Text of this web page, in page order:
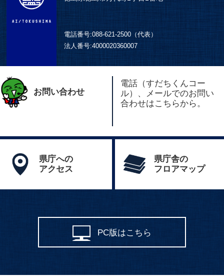
電話番号:088-621-2500（代表）
法人番号:4000020360007
お問い合わせ
電話（すだちくんコー
ル）、メールでのお問い
合わせはこちらから。
県庁への
アクセス
県庁舎の
フロアマップ
PC版はこちら